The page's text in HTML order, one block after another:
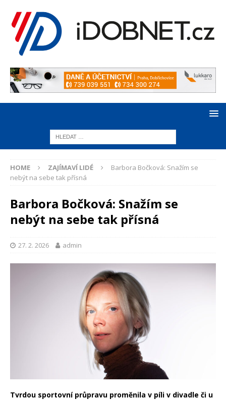
HOME ZAJÍMAVÍ LIDÉ
Barbora Bočková: Snažím se
nebýt na sebe tak přísná
Barbora Bočková: Snažím se
nebýt na sebe tak přísná
27. 2. 2026 admin
Tvrdou sportovní průpravu proměnila v píli v divadle či u